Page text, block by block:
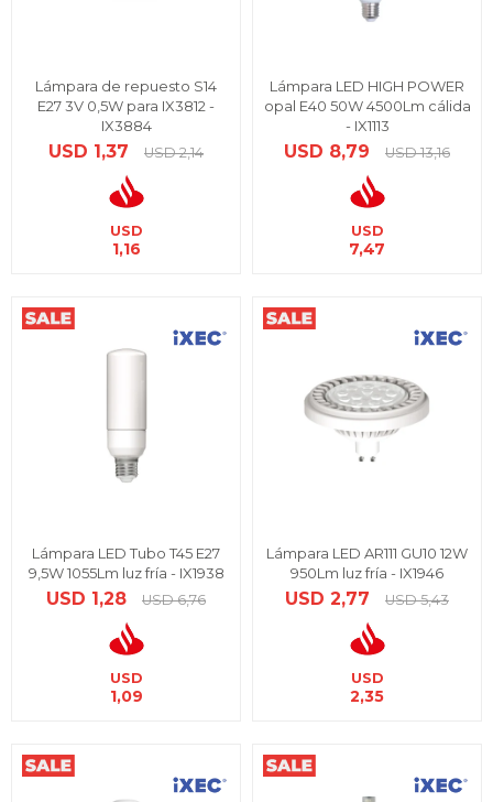
Lámpara de repuesto S14
E27 3V 0,5W para IX3812 -
IX3884
USD 1,37 USD 2,14
USD
1,16
Lámpara LED HIGH POWER
opal E40 50W 4500Lm cálida
- IX1113
USD 8,79 USD 13,16
USD
7,47
Lámpara LED Tubo T45 E27
9,5W 1055Lm luz fría - IX1938
USD 1,28 USD 6,76
USD
1,09
Lámpara LED AR111 GU10 12W
950Lm luz fría - IX1946
USD 2,77 USD 5,43
USD
2,35